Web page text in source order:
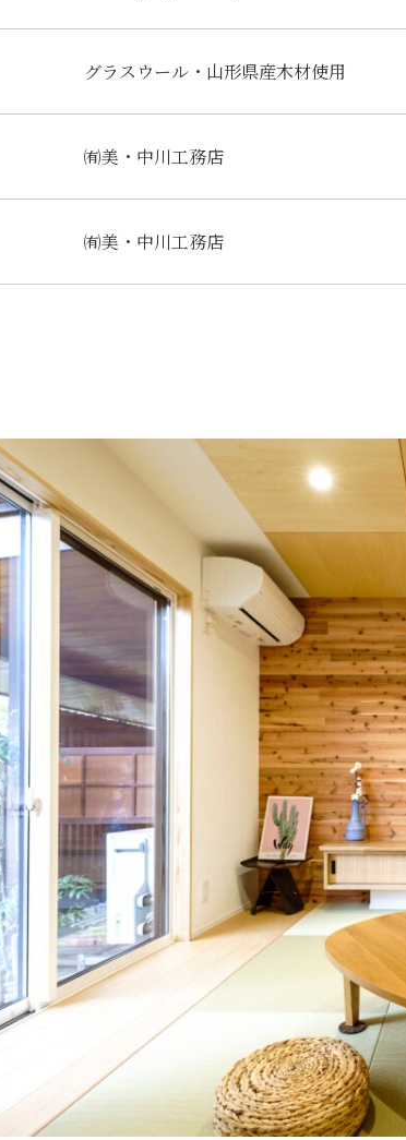
グラスウール・山形県産木材使用
㈲美・中川工務店
㈲美・中川工務店